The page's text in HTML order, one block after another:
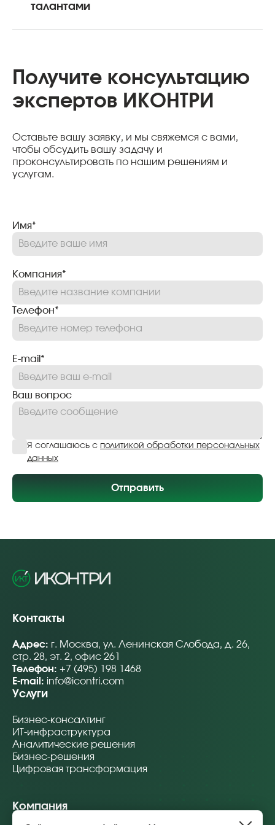
талантами
Построение процессов кадрового
построение процессов кадрового ОЦО и
автоматизация сервисов
самообслуживания
Получите консультацию
экспертов ИКОНТРИ
Оставьте вашу заявку, и мы свяжемся с вами,
чтобы обсудить вашу задачу и
проконсультировать по нашим решениям и
услугам.
Имя*
Компания*
Телефон*
E-mail*
Ваш вопрос
Я соглашаюсь с политикой обработки персональных
данных
Контакты
Адрес: г. Москва, ул. Ленинская Слобода, д. 26,
стр. 28, эт. 2, офис 261
Телефон: +7 (495) 198 1468
E-mail: info@icontri.com
Услуги
Бизнес-консалтинг
ИТ-инфраструктура
Аналитические решения
Бизнес-решения
Цифровая трансформация
Компания